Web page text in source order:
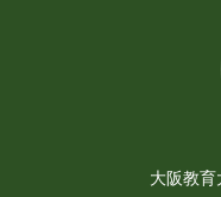
大阪教